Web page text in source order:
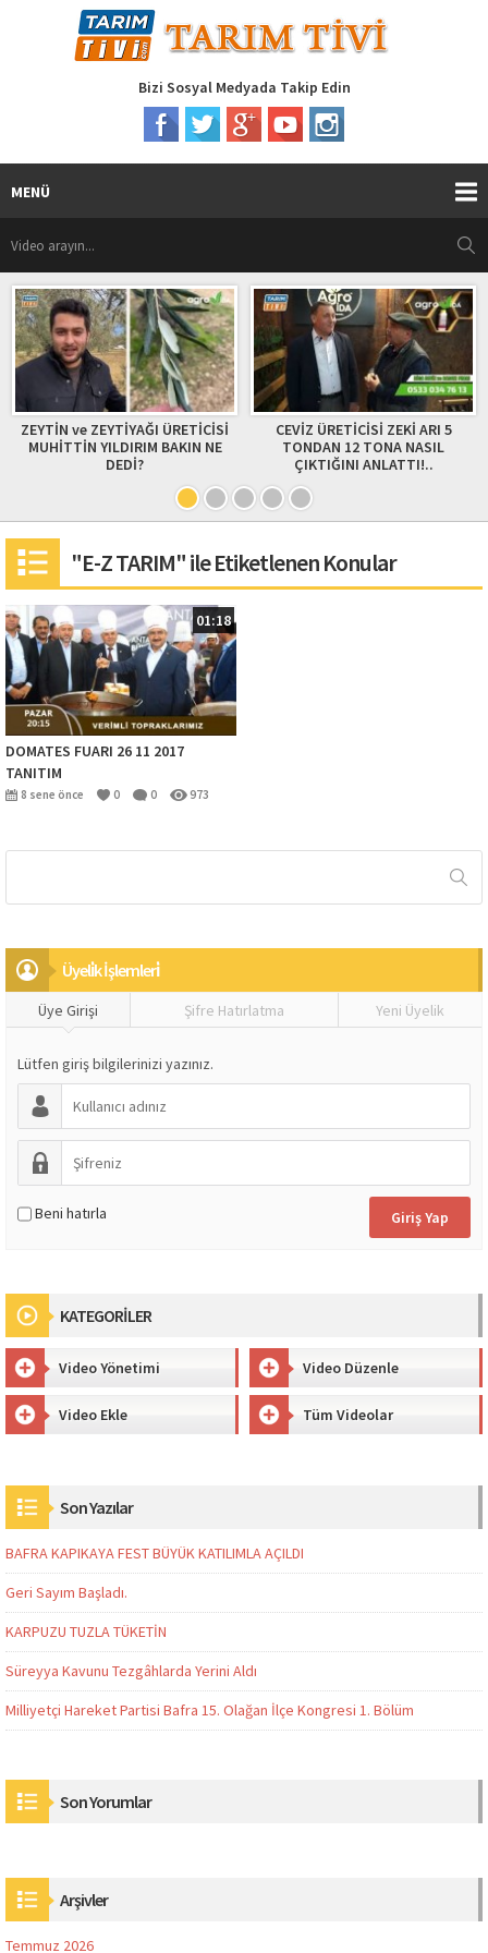
Bizi Sosyal Medyada Takip Edin
MENÜ
ÜRETİCİSİ
YILDIRIM BAKIN NE
CEVİZ ÜRETİCİSİ ZEKİ ARI 5
TONDAN 12 TONA NASIL
ÇIKTIĞINI ANLATTI!..
İsteyene
Karpuz /
"E-Z TARIM" ile Etiketlenen Konular
01:18
DOMATES FUARI 26 11 2017
TANITIM
8 sene önce 0 0 973
Üyeli̇k İşlemleri̇
Üye Girişi Şifre Hatırlatma Yeni Üyelik
Lütfen giriş bilgilerinizi yazınız.
Beni hatırla
KATEGORİLER
Video Yönetimi Video Düzenle
Video Ekle Tüm Videolar
Son Yazılar
BAFRA KAPIKAYA FEST BÜYÜK KATILIMLA AÇILDI
Geri Sayım Başladı.
KARPUZU TUZLA TÜKETİN
Süreyya Kavunu Tezgâhlarda Yerini Aldı
Milliyetçi Hareket Partisi Bafra 15. Olağan İlçe Kongresi 1. Bölüm
Son Yorumlar
Arşivler
Temmuz 2026